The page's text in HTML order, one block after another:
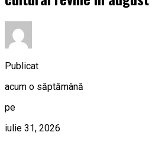
Publicat
acum o săptămână
pe
iulie 31, 2026